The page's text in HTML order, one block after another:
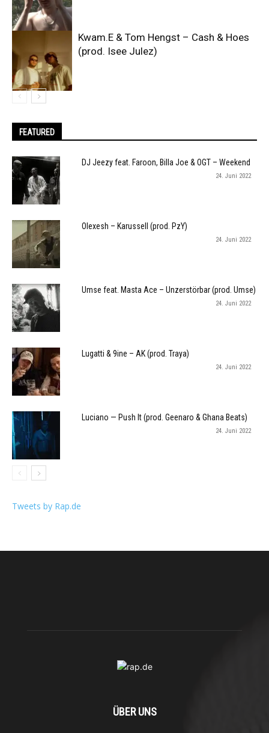
Kwam.E & Tom Hengst – Cash & Hoes
(prod. Isee Julez)
FEATURED
DJ Jeezy feat. Faroon, Billa Joe & OGT – Weekend
24. Juni 2022
Olexesh – Karussell (prod. PzY)
24. Juni 2022
Umse feat. Masta Ace – Unzerstörbar (prod. Umse)
24. Juni 2022
Lugatti & 9ine – AK (prod. Traya)
24. Juni 2022
Luciano — Push It (prod. Geenaro & Ghana Beats)
24. Juni 2022
Tweets by Rap.de
ÜBER UNS